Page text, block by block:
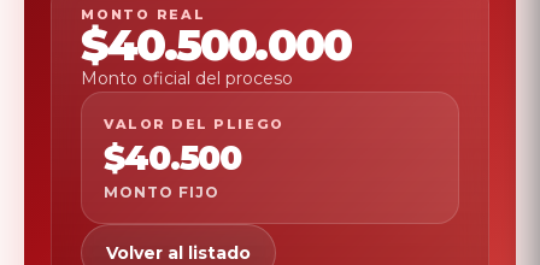
MONTO REAL
$40.500.000
Monto oficial del proceso
VALOR DEL PLIEGO
$40.500
MONTO FIJO
Volver al listado